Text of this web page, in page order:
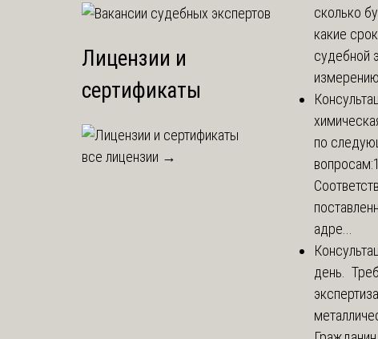
Лицензии и
сертификаты
все лицензии →
сколько
какие
судебной
измерению
по
адре...
день.
экспертиза